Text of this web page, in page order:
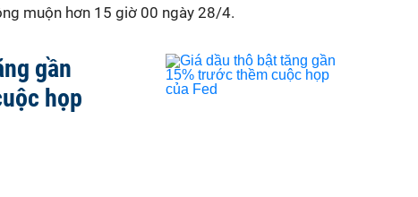
muộn hơn 15 giờ 00 ngày 28/4.
gần
họp